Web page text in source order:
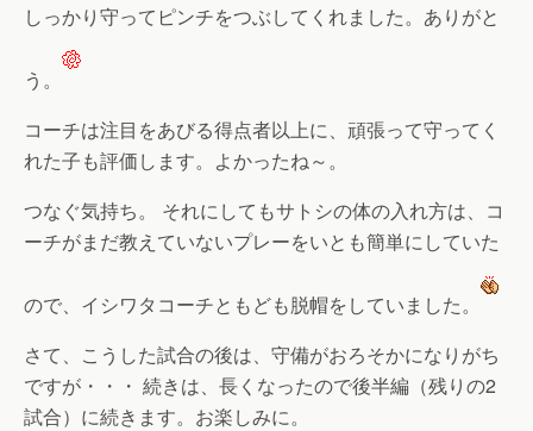
しっかり守ってピンチをつぶしてくれました。ありがと
う。
コーチは注目をあびる得点者以上に、頑張って守ってく
れた子も評価します。よかったね～。
つなぐ気持ち。 それにしてもサトシの体の入れ方は、コ
ーチがまだ教えていないプレーをいとも簡単にしていた
ので、イシワタコーチともども脱帽をしていました。
さて、こうした試合の後は、守備がおろそかになりがち
ですが・・・ 続きは、長くなったので後半編（残りの2
試合）に続きます。お楽しみに。